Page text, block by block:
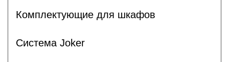
Комплектующие для шкафов
Система Joker